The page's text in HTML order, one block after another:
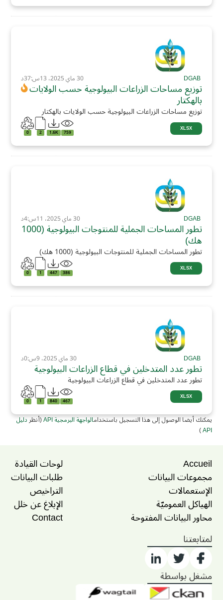
DGAB 30 ماي 2025، 13س:37د
توزيع مساحات الزراعات البيولوجية حسب الولايات
بالهكتار
توزيع مساحات الزراعات البيولوجية حسب الولايات بالهكتار
XLSX
759
1.6K
2
0
DGAB 30 ماي 2025، 11س:4د
تطور المساحات الجملية للمنتوجات البيولوجية (1000
هك)
تطور المساحات الجملية للمنتوجات البيولوجية (1000 هك)
XLSX
386
447
1
0
DGAB 30 ماي 2025، 9س:0د
تطور عدد المتدخلين في قطاع الزراعات البيولوجية
تطور عدد المتدخلين في قطاع الزراعات البيولوجية
XLSX
467
840
1
0
يمكنك أيضا الوصول إلى هذا التسجيل باستخدامالواجهة البرمجية API (أنظردليل
API
)
Accueil
مجموعات البيانات
الإستعمالات
الهياكل العموميّة
محاور البيانات المفتوحة
لوحات القيادة
طلبات البيانات
التراخيص
الإبلاغ عن خلل
Contact
لمتابعتنا
مشغل بواسطة